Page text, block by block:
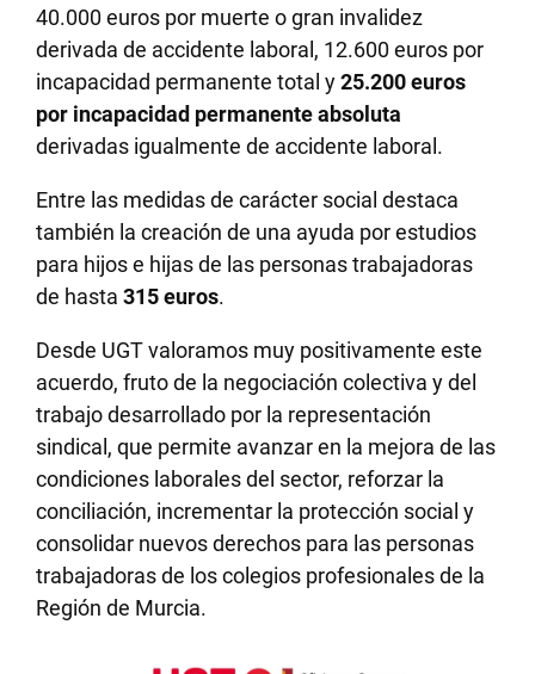
40.000 euros por muerte o gran invalidez
derivada de accidente laboral, 12.600 euros por
incapacidad permanente total y25.200 euros
por incapacidad permanente absoluta
derivadas igualmente de accidente laboral.
Entre las medidas de carácter social destaca
también la creación de una ayuda por estudios
para hijos e hijas de las personas trabajadoras
de hasta315 euros.
Desde UGT valoramos muy positivamente este
acuerdo, fruto de la negociación colectiva y del
trabajo desarrollado por la representación
sindical, que permite avanzar en la mejora de las
condiciones laborales del sector, reforzar la
conciliación, incrementar la protección social y
consolidar nuevos derechos para las personas
trabajadoras de los colegios profesionales de la
Región de Murcia.